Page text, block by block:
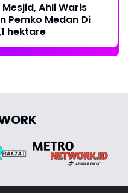
Ahli Waris
Pemko Medan Di
hektare